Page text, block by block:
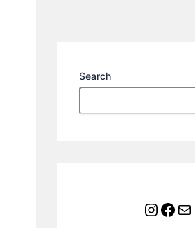
Search
Instagram Facebook Mail